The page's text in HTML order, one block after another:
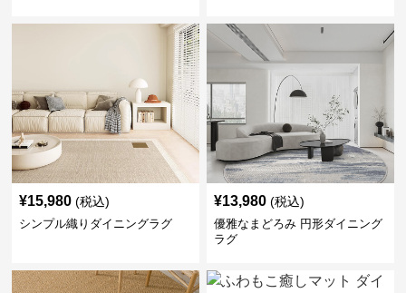
¥15,980 (税込)
シンプル織りダイニングラグ
¥13,980 (税込)
優雅なまどろみ 円形ダイニング
ラグ